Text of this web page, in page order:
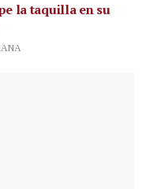
la taquilla en su